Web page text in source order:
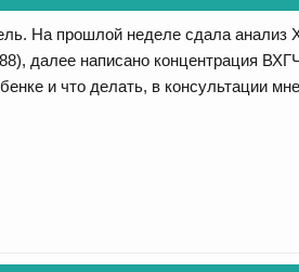
На прошлой неделе сдала
далее написано концентрация
и что делать, в консультации